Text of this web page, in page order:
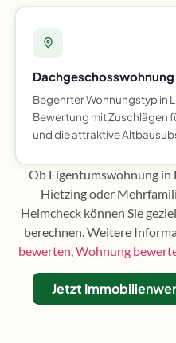
Dachgeschosswohnung
Begehrter Wohnungstyp in
Bewertung mit Zuschlägen
und die attraktive
Ob Eigentumswohnung in
Hietzing oder
Heimcheck können Sie
berechnen. Weitere
bewerten,Wohnung
Jetzt